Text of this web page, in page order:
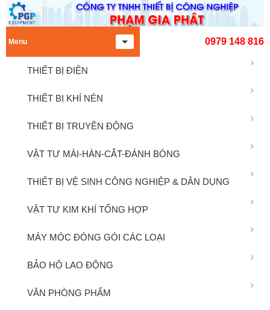
0979 148 816
Menu
THIẾT BỊ ĐIỆN
THIẾT BỊ KHÍ NÉN
THIẾT BỊ TRUYỀN ĐỘNG
VẬT TƯ MÀI-HÀN-CẮT-ĐÁNH BÓNG
THIẾT BỊ VỆ SINH CÔNG NGHIỆP & DÂN DỤNG
VẬT TƯ KIM KHÍ TỔNG HỢP
MÁY MÓC ĐÓNG GÓI CÁC LOẠI
BẢO HỘ LAO ĐỘNG
VĂN PHÒNG PHẨM